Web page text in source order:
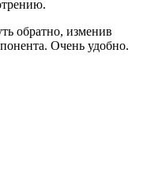
обратно, изменив
Очень удобно.